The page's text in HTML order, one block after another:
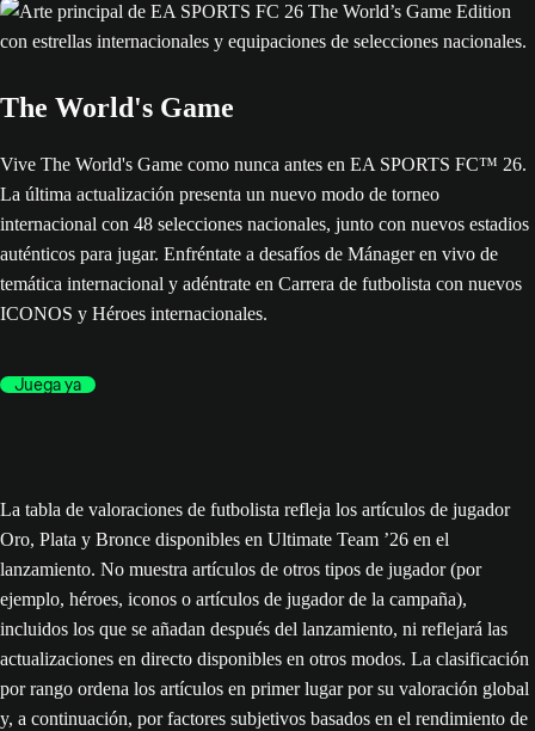
The World's Game
Vive The World's Game como nunca antes en EA SPORTS FC™ 26.
La última actualización presenta un nuevo modo de torneo
internacional con 48 selecciones nacionales, junto con nuevos estadios
auténticos para jugar. Enfréntate a desafíos de Mánager en vivo de
temática internacional y adéntrate en Carrera de futbolista con nuevos
ICONOS y Héroes internacionales.
Juega ya
La tabla de valoraciones de futbolista refleja los artículos de jugador
Oro, Plata y Bronce disponibles en Ultimate Team ’26 en el
lanzamiento. No muestra artículos de otros tipos de jugador (por
ejemplo, héroes, iconos o artículos de jugador de la campaña),
incluidos los que se añadan después del lanzamiento, ni reflejará las
actualizaciones en directo disponibles en otros modos. La clasificación
por rango ordena los artículos en primer lugar por su valoración global
y, a continuación, por factores subjetivos basados en el rendimiento de